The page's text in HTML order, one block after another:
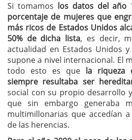
Si tomamos los datos del año
porcentaje de mujeres que
más ricos de Estados Unidos
50% de dicha lista, es decir,
actualidad en Estados Unidos
supone a nivel internacional. El
todo esto es que la riqueza
siempre resultaba ser
social con su propio desarrollo
que sin embargo generaba
multimillonarias que accedían
de las herencias.